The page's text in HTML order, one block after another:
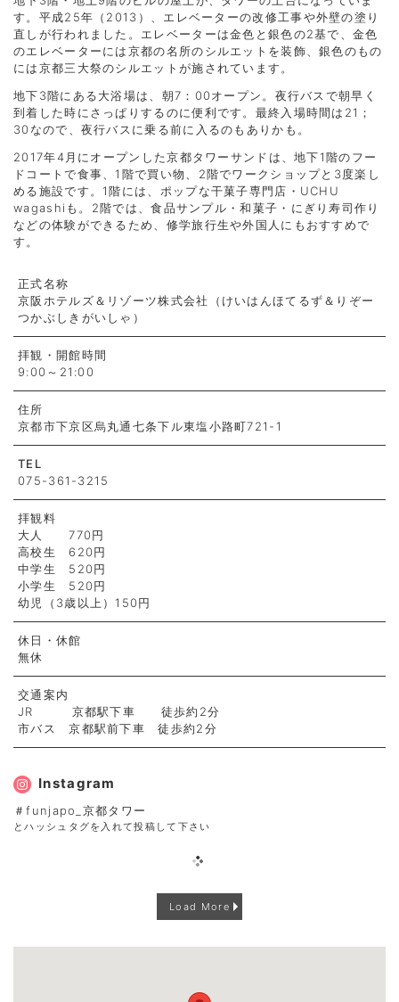
す。平成25年（2013）、エレベーターの改修工事や外壁の塗り
直しが行われました。エレベーターは金色と銀色の2基で、金色
のエレベーターには京都の名所のシルエットを装飾、銀色のもの
には京都三大祭のシルエットが施されています。
地下3階にある大浴場は、朝7：00オープン。夜行バスで朝早く
到着した時にさっぱりするのに便利です。最終入場時間は21；
30なので、夜行バスに乗る前に入るのもありかも。
2017年4月にオープンした京都タワーサンドは、地下1階のフー
ドコートで食事、1階で買い物、2階でワークショップと3度楽し
める施設です。1階には、ポップな干菓子専門店・UCHU
wagashiも。2階では、食品サンプル・和菓子・にぎり寿司作り
などの体験ができるため、修学旅行生や外国人にもおすすめで
す。
正式名称
京阪ホテルズ＆リゾーツ株式会社（けいはんほてるず＆りぞー
つかぶしきがいしゃ）
拝観・開館時間
9:00～21:00
住所
京都市下京区烏丸通七条下ル東塩小路町721-1
TEL
075-361-3215
拝観料
大人 770円
高校生 620円
中学生 520円
小学生 520円
幼児（3歳以上）150円
休日・休館
無休
交通案内
JR 京都駅下車 徒歩約2分
市バス 京都駅前下車 徒歩約2分
Instagram
＃funjapo_京都タワー
とハッシュタグを入れて投稿して下さい
Load More